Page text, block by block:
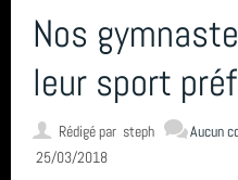
Nos
leur sport
Rédigé par steph Aucun
25/03/2018